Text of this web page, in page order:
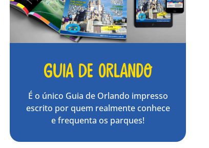
Guia de Orlando
É o único Guia de Orlando impresso
escrito por quem realmente conhece
e frequenta os parques!